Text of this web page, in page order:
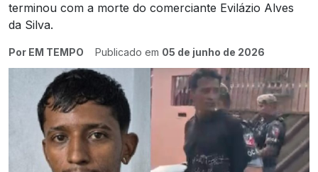
terminou com a morte do comerciante Evilázio Alves
da Silva.
Por EM TEMPO Publicado em 05 de junho de 2026